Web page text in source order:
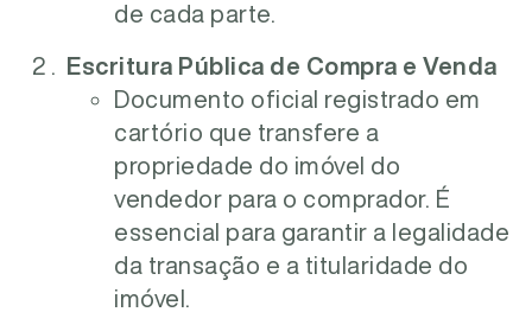
de cada parte.
Escritura Pública de Compra e Venda
Documento oficial registrado em
cartório que transfere a
propriedade do imóvel do
vendedor para o comprador. É
essencial para garantir a legalidade
da transação e a titularidade do
imóvel.